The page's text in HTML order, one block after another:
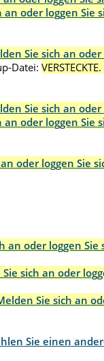
an oder loggen Sie
Sie sich an
Datei: VERSTECKTE.
Sie sich an
an oder loggen Sie
oder loggen Sie
an oder loggen
sich an oder
Sie sich an
Sie einen